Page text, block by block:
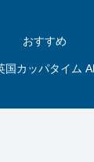
おすすめ
カッパタイム